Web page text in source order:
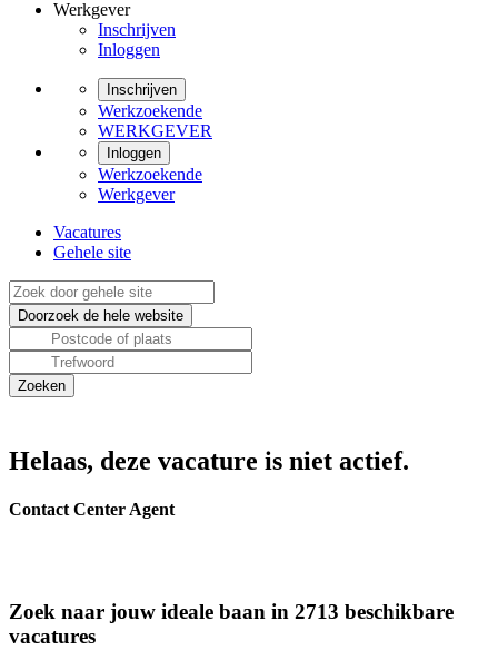
Werkgever
Inschrijven
Inloggen
Inschrijven
Werkzoekende
WERKGEVER
Inloggen
Werkzoekende
Werkgever
Vacatures
Gehele site
Helaas, deze vacature is niet actief.
Contact Center Agent
Zoek naar jouw ideale baan in 2713 beschikbare
vacatures